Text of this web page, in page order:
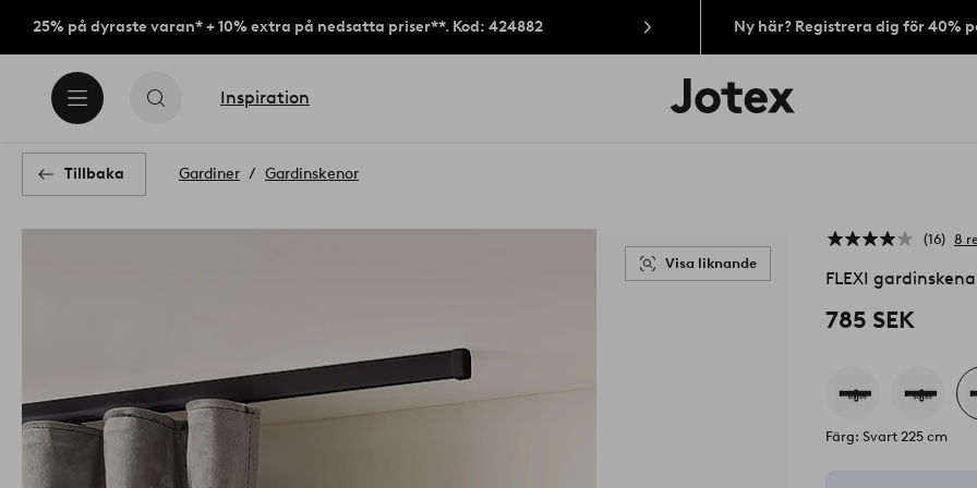
25% på dyraste varan* + 10% extra på nedsatta priser**. Kod: 424882 Ny här? Registrera dig för 40%
Inspiration
Jotex
logotyp
Tillbaka Gardiner Gardinskenor
Visa liknande
16 8
FLEXI
785 SEK
Färg: Svart 225 cm